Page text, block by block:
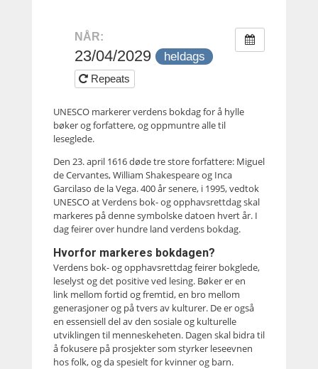
NÅR:
23/04/2029 heldags
Repeats
UNESCO markerer verdens bokdag for å hylle
bøker og forfattere, og oppmuntre alle til
leseglede.
Den 23. april 1616 døde tre store forfattere: Miguel
de Cervantes, William Shakespeare og Inca
Garcilaso de la Vega. 400 år senere, i 1995, vedtok
UNESCO at Verdens bok- og opphavsrettdag skal
markeres på denne symbolske datoen hvert år. I
dag feirer over hundre land verdens bokdag.
Hvorfor markeres bokdagen?
Verdens bok- og opphavsrettdag feirer bokglede,
leselyst og det positive ved lesing. Bøker er en
link mellom fortid og fremtid, en bro mellom
generasjoner og på tvers av kulturer. De er også
en essensiell del av den sosiale og kulturelle
utviklingen til menneskeheten. Dagen skal bidra til
å fokusere på prosjekter som styrker leseevnen
hos folk, og da spesielt for kvinner og barn.